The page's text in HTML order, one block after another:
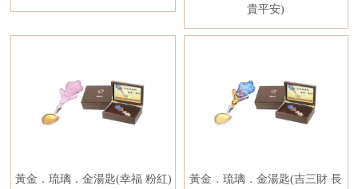
貴平安)
黃金．琉璃．金湯匙(幸福 粉紅)
黃金．琉璃．金湯匙(吉三財 長